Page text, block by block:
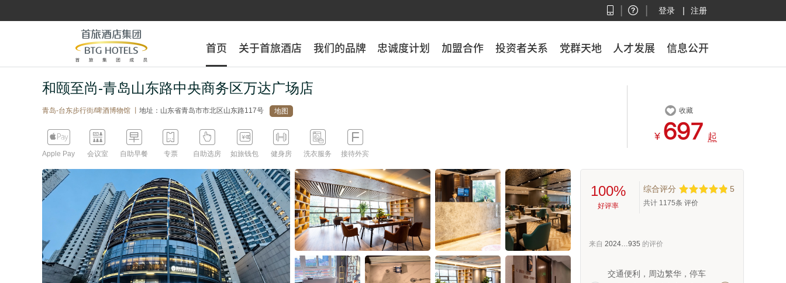
登录 | 注册
首页 关于首旅酒店 我们的品牌 忠诚度计划 加盟合作 投资者关系 党群天地 人才发展 信息公开
首页 关于首旅酒店 我们的品牌 忠诚度计划 加盟合作 投资者关系 党群天地 人才发展 信息公开
和颐至尚-青岛山东路中央商务区万达广场店
青岛-台东步行街/啤酒博物馆 丨 地址：山东省青岛市市北区山东路117号 地图

Apple Pay

会议室

自助早餐

专票

自助选房

如旅钱包

健身房

洗衣服务

接待外宾
 收藏
¥   起
100%
好评率
综合评分 5
共计 1175条 评价
来自 2024…935 的评价
交通便利，周边繁华，停车